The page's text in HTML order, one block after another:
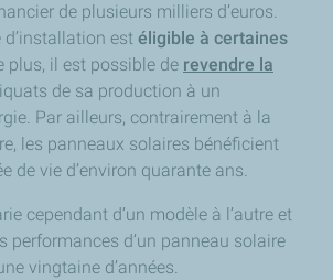
de plusieurs milliers d’euros.
est éligible à certaines
plus, il est possible de revendre la
de sa production à un
Par ailleurs, contrairement à la
les panneaux solaires bénéficient
de vie d’environ quarante ans.
cependant d’un modèle à l’autre et
performances d’un panneau solaire
vingtaine d’années.